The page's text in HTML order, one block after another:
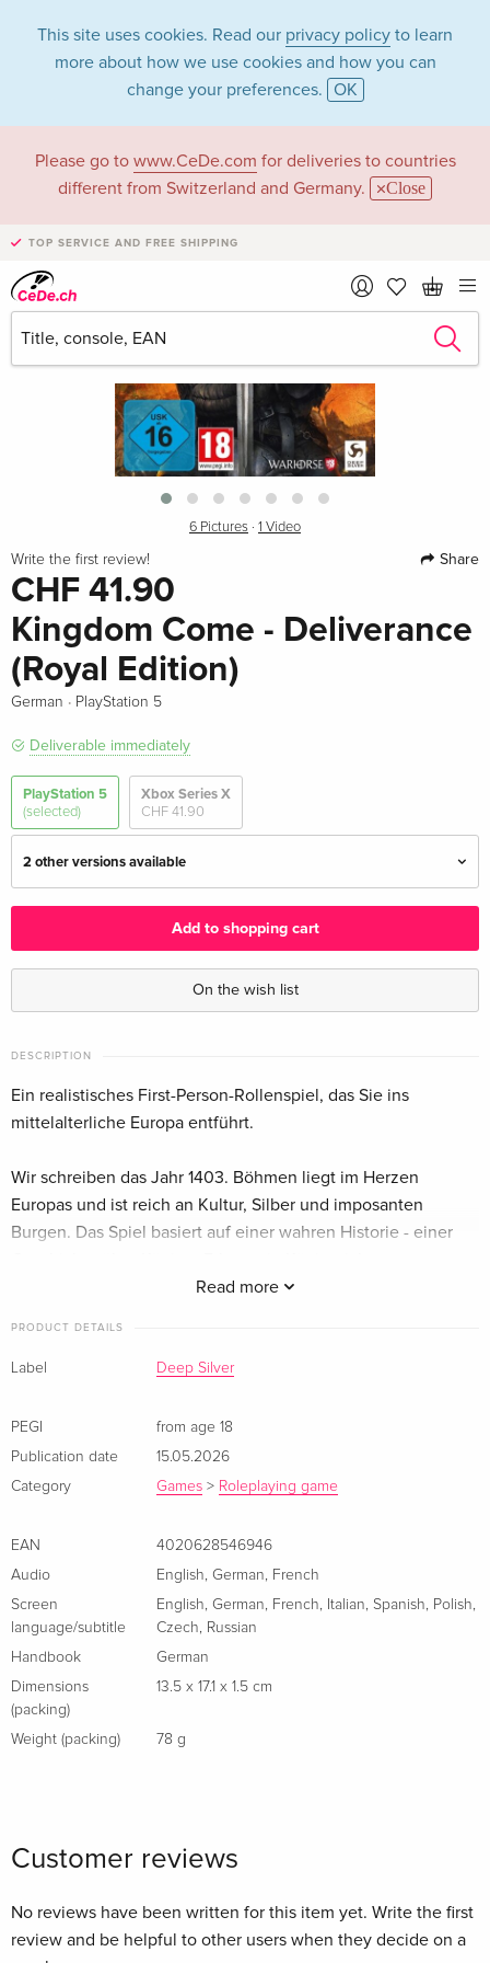
This site uses cookies. Read our privacy policy to learn
more about how we use cookies and how you can
change your preferences. OK
Please go to www.CeDe.com for deliveries to countries
different from Switzerland and Germany.
Close
TOP SERVICE AND FREE SHIPPING
6 Pictures · 1 Video
Write the first review! Share
CHF 41.90
Kingdom Come - Deliverance
(Royal Edition)
German · PlayStation 5
Deliverable immediately
PlayStation 5
(selected)
Xbox Series X
CHF 41.90
2 other versions available
French
Italian, Spanish
Add to shopping cart
On the wish list
DESCRIPTION
Read more
Ein realistisches First-Person-Rollenspiel, das Sie ins
mittelalterliche Europa entführt.
Wir schreiben das Jahr 1403. Böhmen liegt im Herzen
Europas und ist reich an Kultur, Silber und imposanten
Burgen. Das Spiel basiert auf einer wahren Historie - einer
Belagerungen und blutige Schlachten. Kaiser Karl IV. ist tot
gefangen und fällt mit seiner mächtigen Streitmacht in das
Beginnen Sie ihr Abenteuer als bescheidener Sohn eines
Schmieds, der als einziger die Zerstörungswut einer
vernichtet und ihre Familie ermordet hat. Ihr Leben wurde
Waffen, wie sie von Rittern dieser Epoche getragen wurden
teil, die sich in Mitteleuropa zugetragen haben.
einem revolutionärem First-Person Nahkampfsystem,
Erfreuen Sie sich an einer endlosen Fülle an Möglichkeiten:
PRODUCT DETAILS
Label Deep Silver
PEGI
from age 18
Publication date
15.05.2026
Category
Games > Roleplaying game
EAN
4020628546946
Audio
English, German, French
Screen
language/subtitle
English, German, French, Italian, Spanish, Polish,
Czech, Russian
Handbook
German
Dimensions
(packing)
13.5 x 17.1 x 1.5 cm
Weight (packing) 78 g
Customer reviews
No reviews have been written for this item yet. Write the first
review and be helpful to other users when they decide on a